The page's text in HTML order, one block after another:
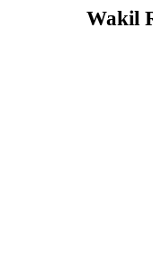
Wakil